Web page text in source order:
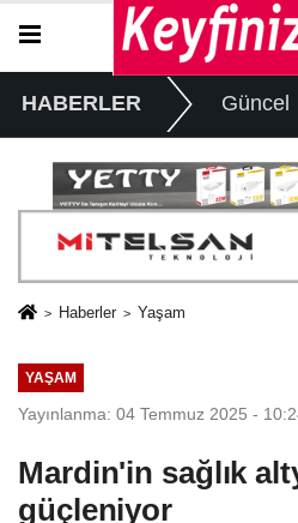
HABERLER Güncel
Haberler Yaşam
YAŞAM
Yayınlanma: 04 Temmuz 2025 -
Mardin'in sağlık
güçleniyor